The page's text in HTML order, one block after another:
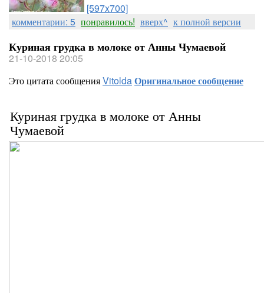
[597x700]
комментарии: 5 понравилось! вверх^ к полной версии
Куриная грудка в молоке от Анны Чумаевой
21-10-2018 20:05
Это цитата сообщенияVitoldaОригинальное сообщение
Куриная грудка в молоке от Анны
Чумаевой